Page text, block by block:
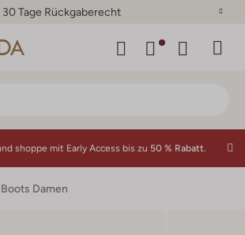
30 Tage Rückgaberecht
shoppe mit Early Access bis zu 50 % Rabatt.
Boots Damen